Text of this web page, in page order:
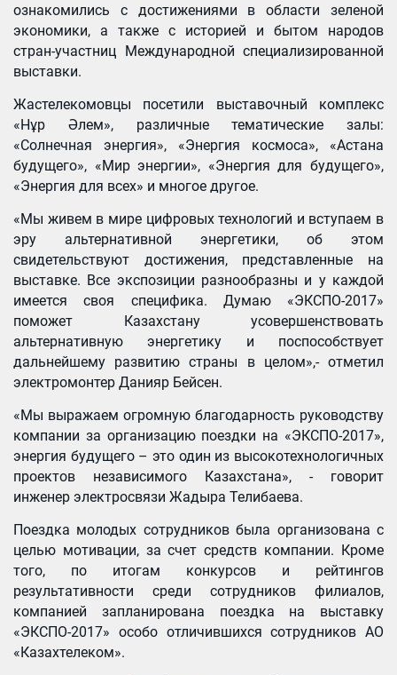
ознакомились с достижениями в области зеленой
экономики, а также с историей и бытом народов
стран-участниц Международной специализированной
выставки.
Жастелекомовцы посетили выставочный комплекс
«Нұр Әлем», различные тематические залы:
«Солнечная энергия», «Энергия космоса», «Астана
будущего», «Мир энергии», «Энергия для будущего»,
«Энергия для всех» и многое другое.
«Мы живем в мире цифровых технологий и вступаем в
эру альтернативной энергетики, об этом
свидетельствуют достижения, представленные на
выставке. Все экспозиции разнообразны и у каждой
имеется своя специфика. Думаю «ЭКСПО-2017»
поможет Казахстану усовершенствовать
альтернативную энергетику и поспособствует
дальнейшему развитию страны в целом»,- отметил
электромонтер Данияр Бейсен.
«Мы выражаем огромную благодарность руководству
компании за организацию поездки на «ЭКСПО-2017»,
энергия будущего – это один из высокотехнологичных
проектов независимого Казахстана», - говорит
инженер электросвязи Жадыра Телибаева.
Поездка молодых сотрудников была организована с
целью мотивации, за счет средств компании. Кроме
того, по итогам конкурсов и рейтингов
результативности среди сотрудников филиалов,
компанией запланирована поездка на выставку
«ЭКСПО-2017» особо отличившихся сотрудников АО
«Казахтелеком».